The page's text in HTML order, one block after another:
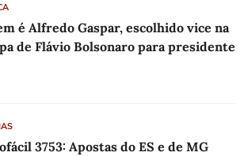
é Alfredo Gaspar, escolhido vice na
de Flávio Bolsonaro para presidente
3753: Apostas do ES e de MG